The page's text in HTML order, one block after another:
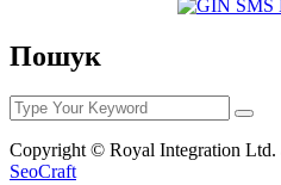
Пошук
Copyright © Royal Integration Ltd.
SeoCraft